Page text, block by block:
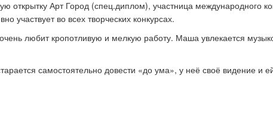
открытку Арт Город (спец.диплом), участница международного
во всех творческих конкурсах.
любит кропотливую и мелкую работу. Маша увлекается
самостоятельно довести «до ума», у неё своё видение и
бонусные баллы
Как участвовать в